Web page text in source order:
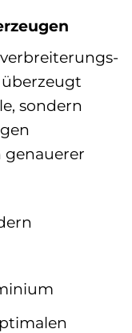
überzeugt
sondern
genauerer